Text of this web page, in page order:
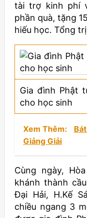
tài trợ kinh phí
phần quà, tặng
hiếu học. Tổng
Gia đình Phật
cho học sinh
Xem Thêm:
Giảng Giải
Cùng ngày,
khánh thành
Đại Hải, H.Kế
chiều ngang 3